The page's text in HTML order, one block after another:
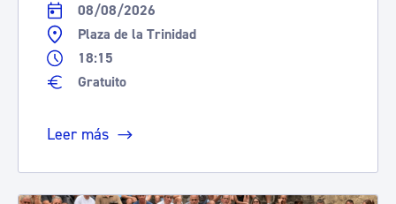
08/08/2026
Plaza de la Trinidad
18:15
Gratuito
Leer más